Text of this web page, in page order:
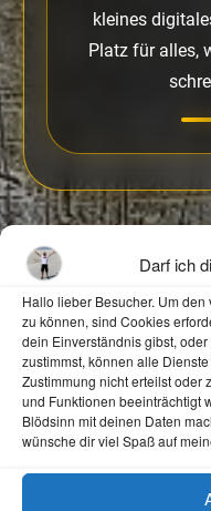
Darf ich
Hallo lieber Besucher. Um
zu können, sind Cookies
dein Einverständnis gibst,
zustimmst, können alle
Zustimmung nicht erteilst oder
und Funktionen beeinträchtigt
Blödsinn mit deinen Daten
wünsche dir viel Spaß auf
kleines
Platz für alles,
Schreib ein paar